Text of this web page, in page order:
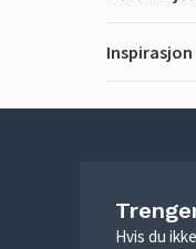
Inspirasjon
Hvis du